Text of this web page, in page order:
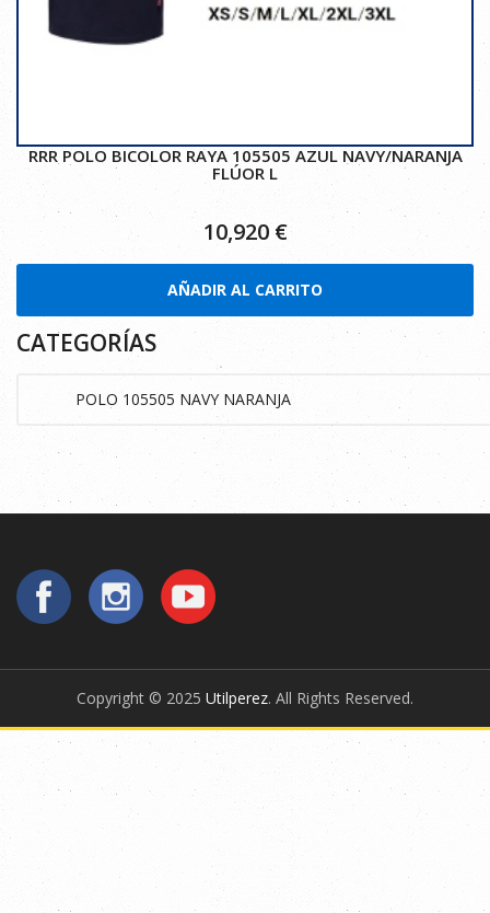
RRR POLO BICOLOR RAYA 105505 AZUL NAVY/NARANJA
FLÚOR L
10,920 €
AÑADIR AL CARRITO
CATEGORÍAS
Copyright © 2025 Utilperez. All Rights Reserved.